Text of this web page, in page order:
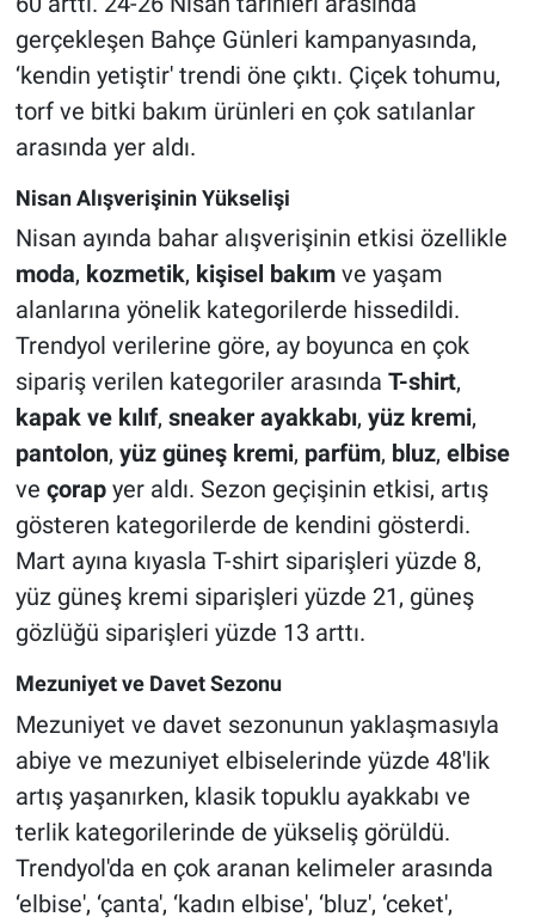
gerçekleşen Bahçe Günleri kampanyasında,
‘kendin yetiştir' trendi öne çıktı. Çiçek tohumu,
torf ve bitki bakım ürünleri en çok satılanlar
arasında yer aldı.
Nisan Alışverişinin Yükselişi
Nisan ayında bahar alışverişinin etkisi özellikle
moda, kozmetik, kişisel bakımve yaşam
alanlarına yönelik kategorilerde hissedildi.
Trendyol verilerine göre, ay boyunca en çok
sipariş verilen kategoriler arasında T-shirt,
kapak ve kılıf, sneaker ayakkabı, yüz kremi,
pantolon, yüz güneş kremi, parfüm, bluz, elbise
ve çorapyer aldı. Sezon geçişinin etkisi, artış
gösteren kategorilerde de kendini gösterdi.
Mart ayına kıyasla T-shirt siparişleri yüzde 8,
yüz güneş kremi siparişleri yüzde 21, güneş
gözlüğü siparişleri yüzde 13 arttı.
Mezuniyet ve Davet Sezonu
Mezuniyet ve davet sezonunun yaklaşmasıyla
abiye ve mezuniyet elbiselerinde yüzde 48'lik
artış yaşanırken, klasik topuklu ayakkabı ve
terlik kategorilerinde de yükseliş görüldü.
Trendyol'da en çok aranan kelimeler arasında
‘elbise', ‘çanta', ‘kadın elbise', ‘bluz', ‘ceket',